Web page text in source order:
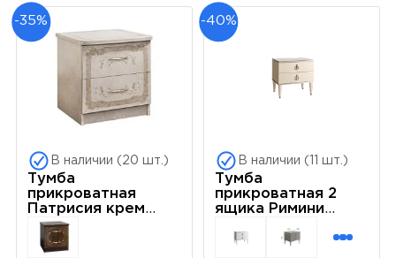
-35%
В наличии (20 шт.)
Тумба
прикроватная
Патрисия крем
корень глянец
-40%
В наличии (11 шт.)
Тумба
прикроватная 2
ящика Римини
РМТП-2